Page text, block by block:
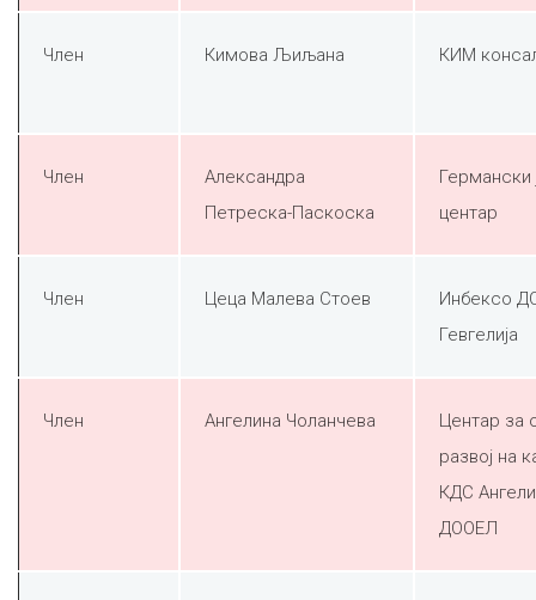
Член Кимова Љиљана КИМ
Член
Александра
Петреска-Паскоска
Германски
центар
Член Цеца Малева Стоев
Инбексо
Гевгелија
Член Ангелина Чоланчева
Центар за
развој на
КДС
ДООЕЛ